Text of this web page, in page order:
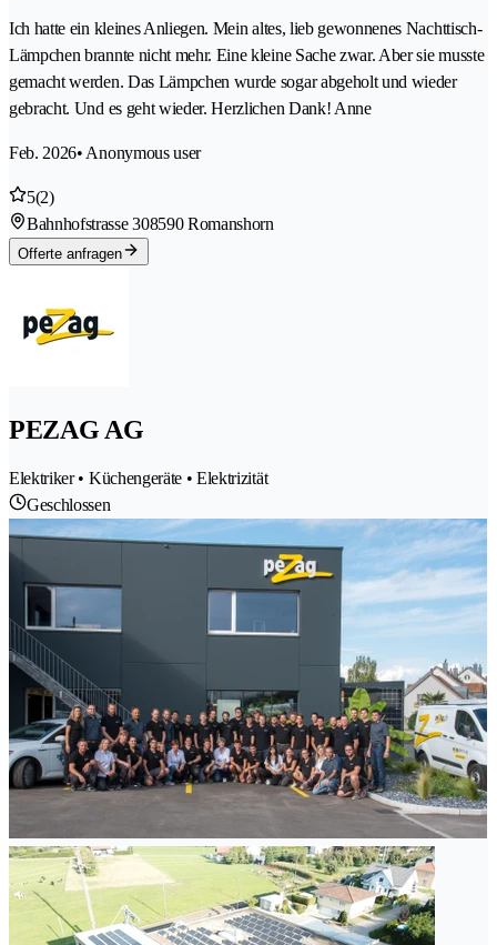
Ich hatte ein kleines Anliegen. Mein altes, lieb gewonnenes Nachttisch-
Lämpchen brannte nicht mehr. Eine kleine Sache zwar. Aber sie musste
gemacht werden. Das Lämpchen wurde sogar abgeholt und wieder
gebracht. Und es geht wieder. Herzlichen Dank! Anne
Feb. 2026• Anonymous user
5(2)
Bahnhofstrasse 308590 Romanshorn
Offerte anfragen
PEZAG AG
Elektriker • Küchengeräte • Elektrizität
Geschlossen